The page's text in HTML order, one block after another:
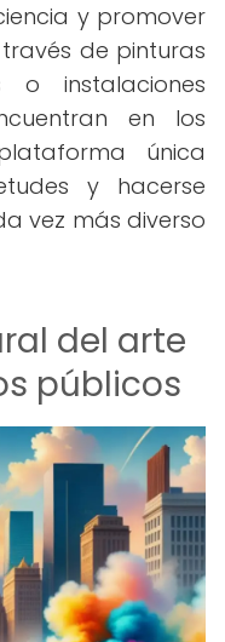
y promover
de pinturas
o instalaciones
en los
única
y hacerse
vez más diverso
del arte
públicos